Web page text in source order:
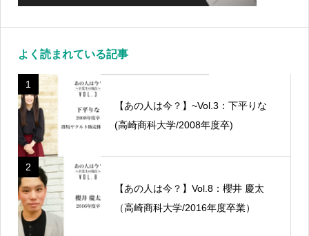
よく読まれている記事
1
【あの人は今？】~Vol.3：下平りな
(高崎商科大学/2008年度卒)
2
【あの人は今？】Vol.8：櫻井 慶太
（高崎商科大学/2016年度卒業）